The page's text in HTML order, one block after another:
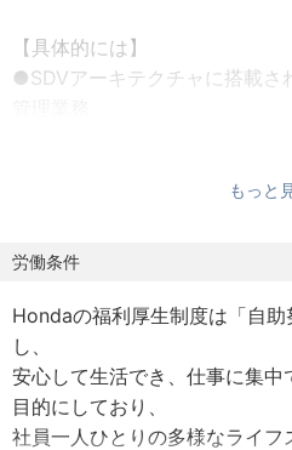
【具体的には】
●SDVアーキテクチャに搭載
・開発問題の見える化と分析
●社内外のステークホルダー（
●品質管理活動から得られた実
ールによる解析能力向上企画
●OTAアップデート、サイバー
トフォーム、自動運転技術に関
もっと
労働条件
Hondaの福利厚生制度は「自
し、
安心して生活でき、仕事に集
目的にしており、
社員一人ひとりの多様なライフ